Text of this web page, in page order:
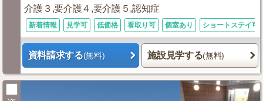
介護３,要介護４,要介護５,認知症
新着情報 見学可 低価格 看取り可 個室あり ショートステイ可
資料請求する(無料) 施設見学する(無料)